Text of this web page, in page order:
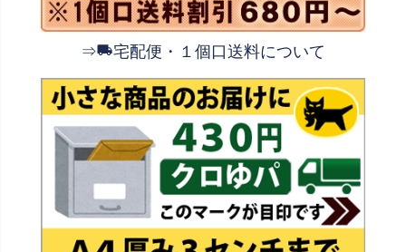
⇒ 宅配便・１個口送料について